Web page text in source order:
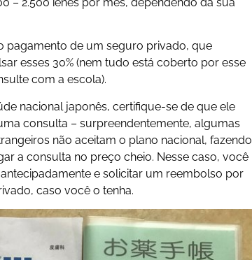
pagamento de um seguro privado, que
esses 30% (nem tudo está coberto por esse
com a escola).
nacional japonês, certifique-se de que ele
consulta – surpreendentemente, algumas
não aceitam o plano nacional, fazendo
a consulta no preço cheio. Nesse caso, você
e solicitar um reembolso por
caso você o tenha.